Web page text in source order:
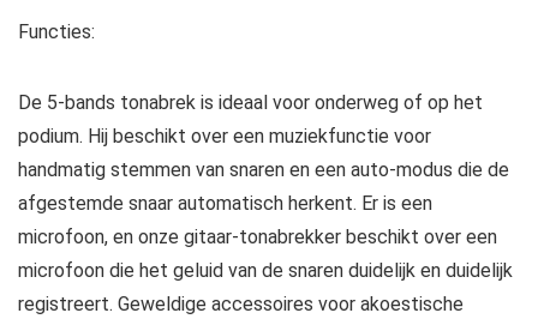
Functies:
De 5-bands tonabrek is ideaal voor onderweg of op het
podium. Hij beschikt over een muziekfunctie voor
handmatig stemmen van snaren en een auto-modus die de
afgestemde snaar automatisch herkent. Er is een
microfoon, en onze gitaar-tonabrekker beschikt over een
microfoon die het geluid van de snaren duidelijk en duidelijk
registreert. Geweldige accessoires voor akoestische